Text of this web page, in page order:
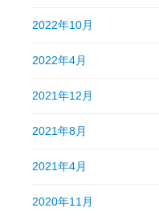
2022年10月
2022年4月
2021年12月
2021年8月
2021年4月
2020年11月